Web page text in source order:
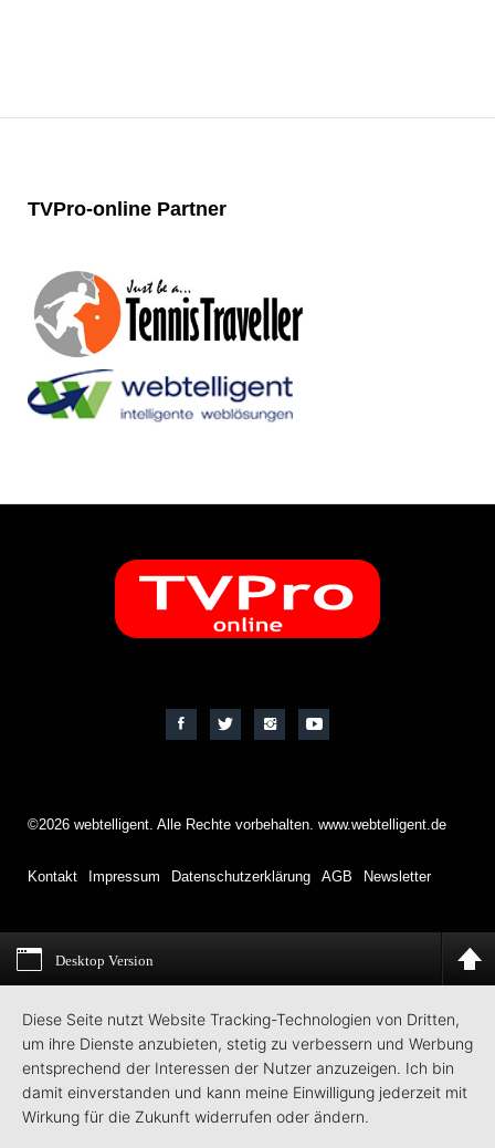
TVPro-online Partner
©2026 webtelligent. Alle Rechte vorbehalten. www.webtelligent.de
Kontakt Impressum Datenschutzerklärung AGB Newsletter
Desktop Version
Diese Seite nutzt Website Tracking-Technologien von Dritten,
um ihre Dienste anzubieten, stetig zu verbessern und Werbung
entsprechend der Interessen der Nutzer anzuzeigen. Ich bin
damit einverstanden und kann meine Einwilligung jederzeit mit
Wirkung für die Zukunft widerrufen oder ändern.